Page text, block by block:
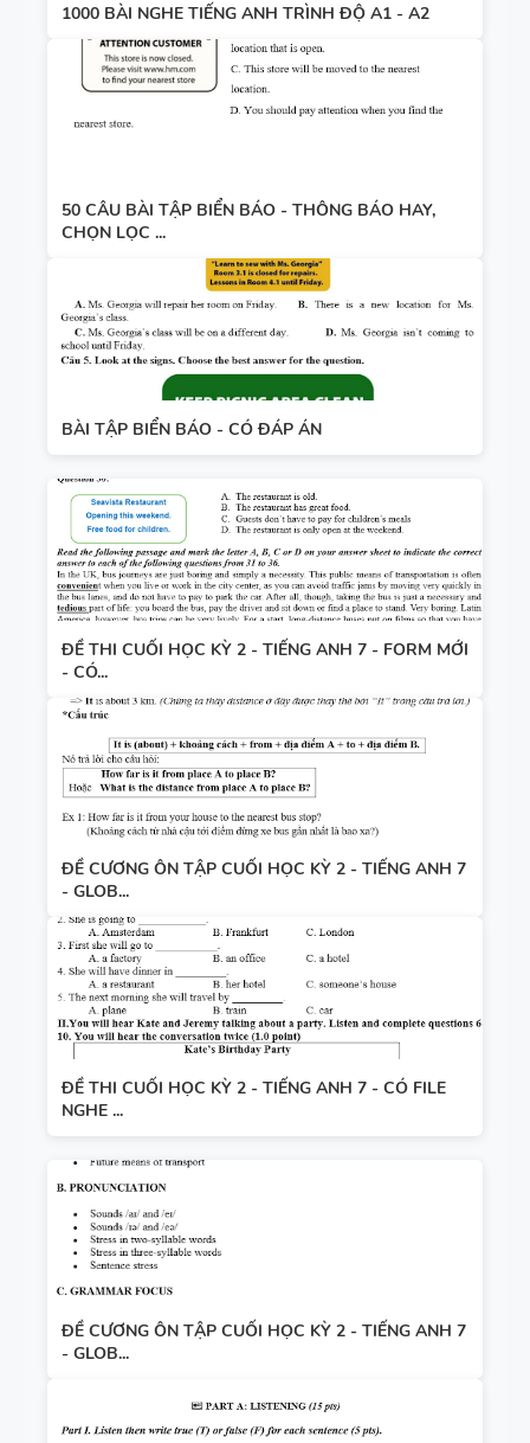
1000 BÀI NGHE TIẾNG ANH TRÌNH ĐỘ A1 - A2
50 CÂU BÀI TẬP BIỂN BÁO - THÔNG BÁO HAY,
CHỌN LỌC ...
BÀI TẬP BIỂN BÁO - CÓ ĐÁP ÁN
ĐỀ THI CUỐI HỌC KỲ 2 - TIẾNG ANH 7 - FORM MỚI
- CÓ...
ĐỀ CƯƠNG ÔN TẬP CUỐI HỌC KỲ 2 - TIẾNG ANH 7
- GLOB...
ĐỀ THI CUỐI HỌC KỲ 2 - TIẾNG ANH 7 - CÓ FILE
NGHE ...
ĐỀ CƯƠNG ÔN TẬP CUỐI HỌC KỲ 2 - TIẾNG ANH 7
- GLOB...